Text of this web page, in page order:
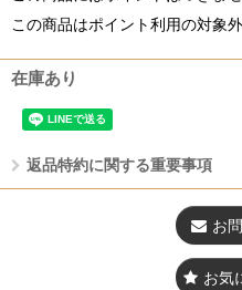
この商品はポイント利用の対象外
在庫あり
返品特約に関する重要事項
お
お気